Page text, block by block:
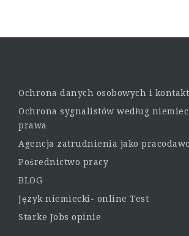
Ochrona danych osobowych i kontakt
Ochrona sygnalistów według
prawa
Agencja zatrudnienia jako
Pośrednictwo pracy
BLOG
Język niemiecki- online Test
Starke Jobs opinie